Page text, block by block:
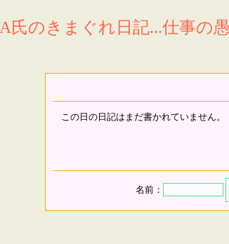
A氏のきまぐれ日記...仕事の
この日の日記はまだ書かれていません。
名前：